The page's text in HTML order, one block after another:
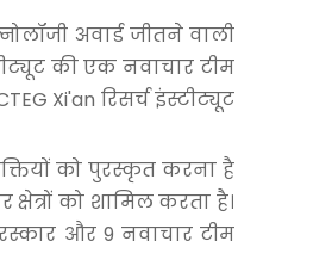
अवार्ड जीतने वाली
की एक नवाचार टीम
Xi'an रिसर्च इंस्टीट्यूट
को पुरस्कृत करना है
को शामिल करता है।
और 9 नवाचार टीम